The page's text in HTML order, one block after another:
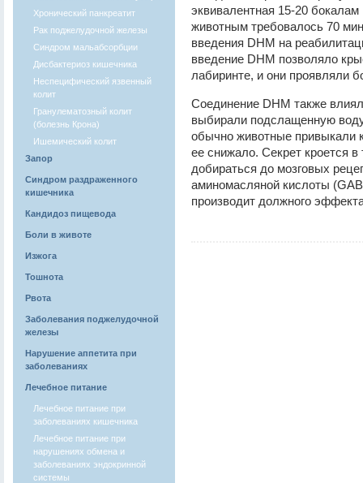
Хронический панкреатит
Рак поджелудочной железы
Синдром мальабсорбции
Дисбактериоз кишечника
Неспецифический язвенный
колит
Гранулематозный колит
(болезнь Крона)
Ишемический колит
Запор
Синдром раздраженного
кишечника
Кандидоз пищевода
Боли в животе
Изжога
Тошнота
Рвота
Заболевания поджелудочной
железы
Нарушение аппетита при
заболеваниях
Лечебное питание
Лечебное питание при
заболеваниях кишечника
Лечебное питание при
нарушениях обмена и
заболеваниях эндокринной
системы
эквивалентная 15-20
животным требовалось 70
введения DHM на
введение DHM позволяло
лабиринте, и они проявляли
Соединение DHM также
выбирали подслащенную
обычно животные привыкали
ее снижало. Секрет кроется
добираться до мозговых
аминомасляной кислоты
производит должного